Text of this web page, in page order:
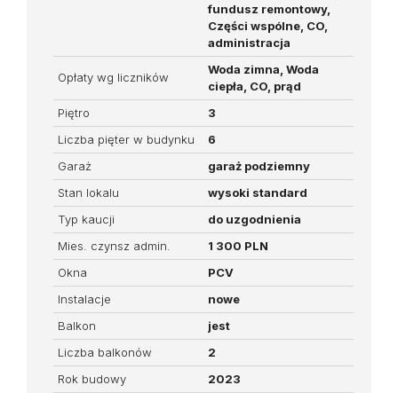
fundusz remontowy,
Części wspólne, CO,
administracja
Opłaty wg liczników
Woda zimna, Woda
ciepła, CO, prąd
Piętro
3
Liczba pięter w budynku
6
Garaż
garaż podziemny
Stan lokalu
wysoki standard
Typ kaucji
do uzgodnienia
Mies. czynsz admin.
1 300 PLN
Okna
PCV
Instalacje
nowe
Balkon
jest
Liczba balkonów
2
Rok budowy
2023